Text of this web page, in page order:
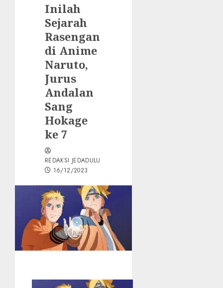
Inilah
Sejarah
Rasengan
di Anime
Naruto,
Jurus
Andalan
Sang
Hokage
ke 7
REDAKSI JEDADULU
16/12/2023